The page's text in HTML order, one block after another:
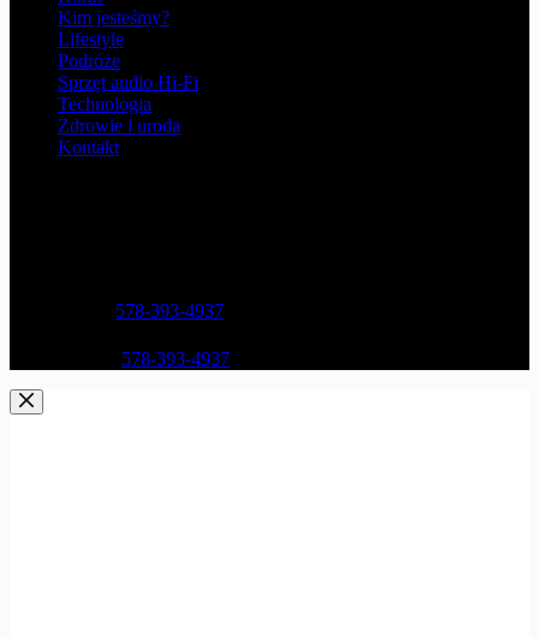
Kim jesteśmy?
Lifestyle
Podróże
Sprzęt audio Hi-Fi
Technologia
Zdrowie i uroda
Kontakt
578-393-4937
578-393-4937